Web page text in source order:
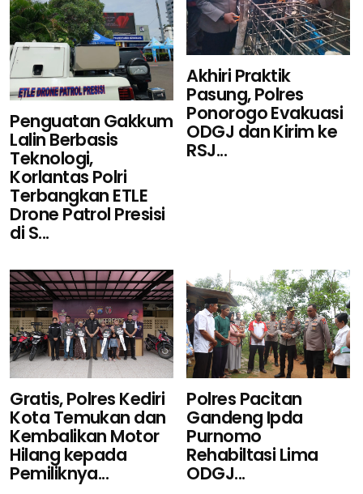
Penguatan Gakkum
Lalin Berbasis
Teknologi,
Korlantas Polri
Terbangkan ETLE
Drone Patrol Presisi
di S...
Akhiri Praktik
Pasung, Polres
Ponorogo Evakuasi
ODGJ dan Kirim ke
RSJ...
Gratis, Polres Kediri
Kota Temukan dan
Kembalikan Motor
Hilang kepada
Pemiliknya...
Polres Pacitan
Gandeng Ipda
Purnomo
Rehabiltasi Lima
ODGJ...